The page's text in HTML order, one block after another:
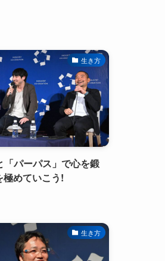
生き方
「パーパス」で心を鍛
極めていこう!
生き方